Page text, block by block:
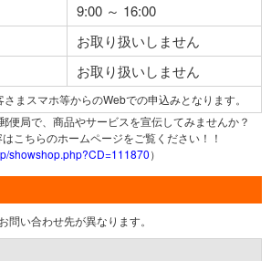
9:00 ～ 16:00
お取り扱いしません
お取り扱いしません
まスマホ等からのWebでの申込みとなります。
便局で、商品やサービスを宣伝してみませんか？
こちらのホームページをご覧ください！！
showshop.php?CD=111870）
い合わせ先が異なります。